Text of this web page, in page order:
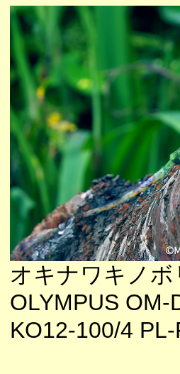
オキナワキノ
OLYMPUS OM-
KO12-100/4